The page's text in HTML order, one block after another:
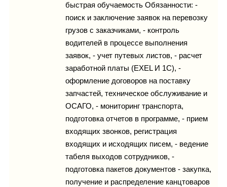
Фотогалерея
быстрая обучаемость Обязанности: -
поиск и заключение заявок на перевозку
грузов с заказчиками, - контроль
водителей в процессе выполнения
заявок, - учет путевых листов, - расчет
заработной платы (EXEL И 1C), -
оформление договоров на поставку
запчастей, техническое обслуживание и
ОСАГО, - мониторинг транспорта,
подготовка отчетов в программе, - прием
входящих звонков, регистрация
входящих и исходящих писем, - ведение
табеля выходов сотрудников, -
подготовка пакетов документов - закупка,
получение и распределение канцтоваров